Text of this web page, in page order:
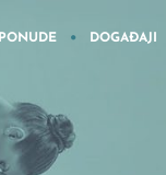
PONUDE DOGAĐAJI